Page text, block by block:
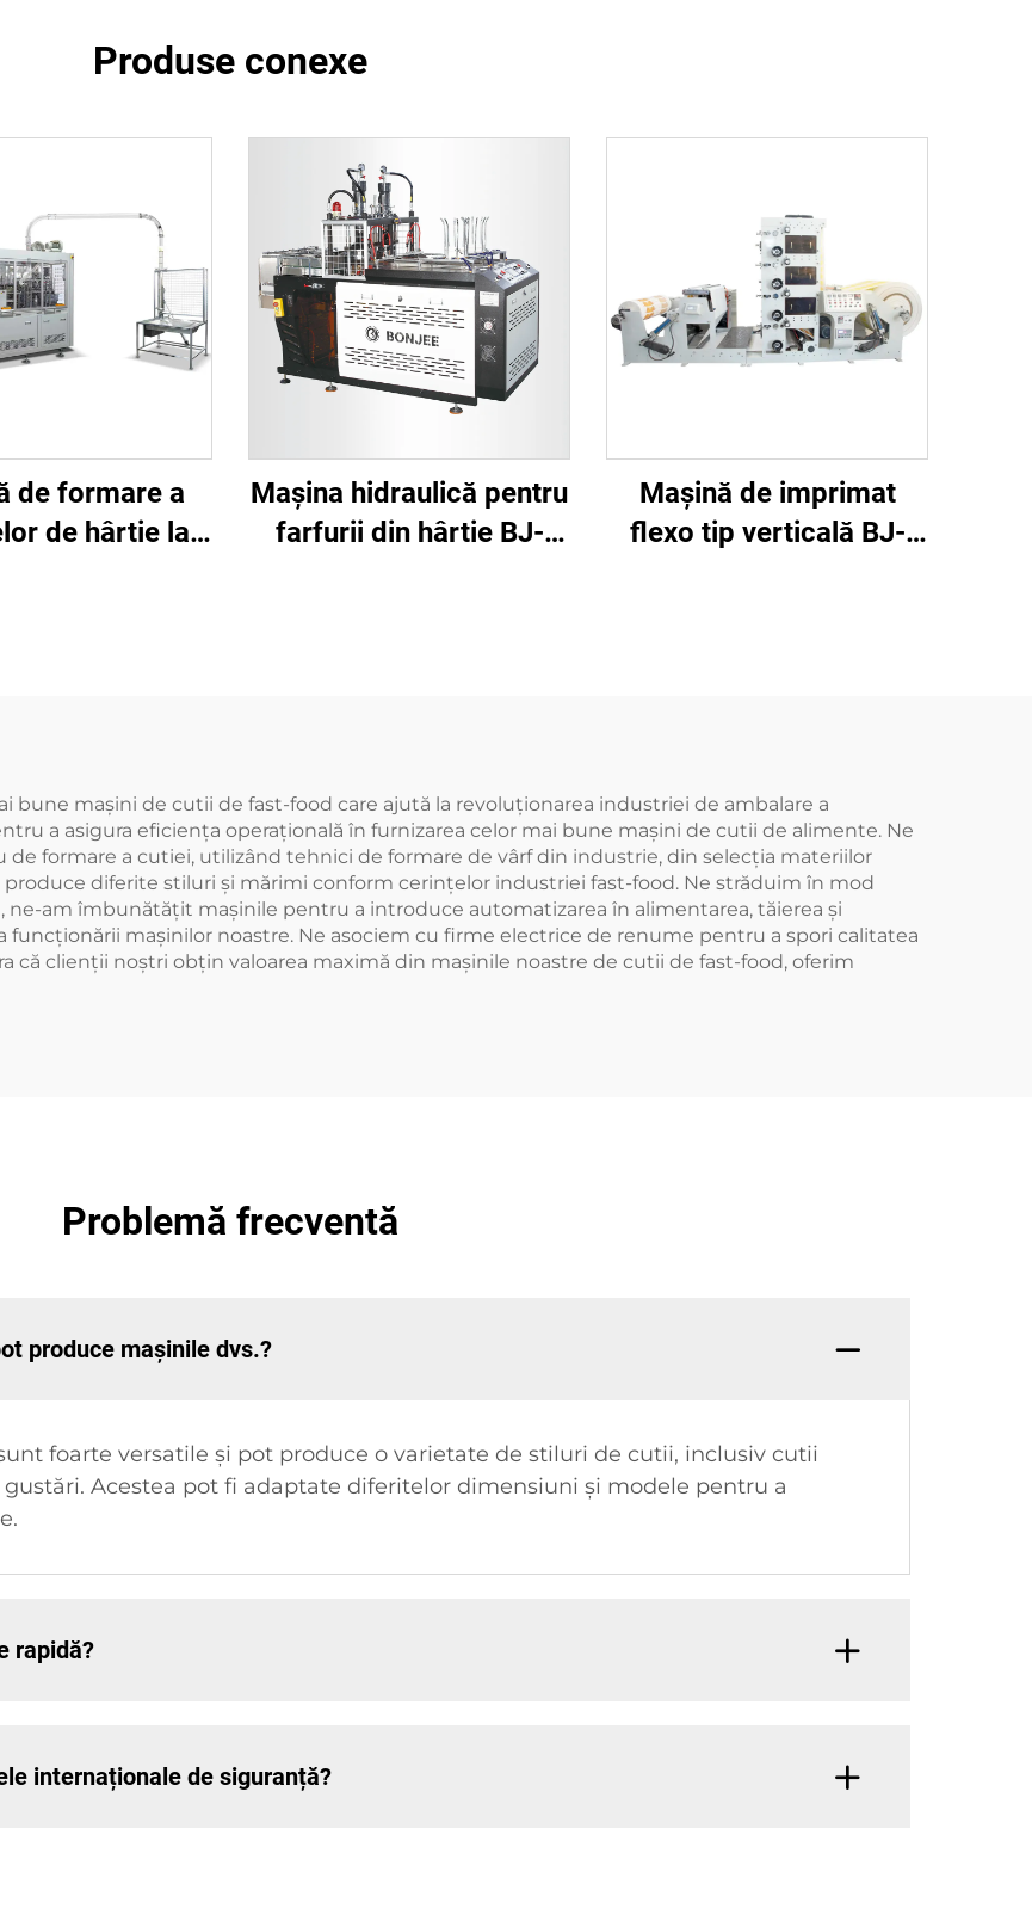
Produse conexe
de formare a
de hârtie la
Mașina hidraulică pentru
farfurii din hârtie BJ-
Mașină de imprimat
flexo tip verticală BJ-
bune mașini de cutii de fast-food care ajută la revoluționarea industriei de ambalare a
a asigura eficiența operațională în furnizarea celor mai bune mașini de cutii de alimente. Ne
formare a cutiei, utilizând tehnici de formare de vârf din industrie, din selecția materiilor
diferite stiluri și mărimi conform cerințelor industriei fast-food. Ne străduim în mod
ne-am îmbunătățit mașinile pentru a introduce automatizarea în alimentarea, tăierea și
funcționării mașinilor noastre. Ne asociem cu firme electrice de renume pentru a spori calitatea
că clienţii noştri obţin valoarea maximă din mașinile noastre de cutii de fast-food, oferim
Problemă frecventă
produce mașinile dvs.?
foarte versatile și pot produce o varietate de stiluri de cutii, inclusiv cutii
Acestea pot fi adaptate diferitelor dimensiuni și modele pentru a
rapidă?
internaționale de siguranță?